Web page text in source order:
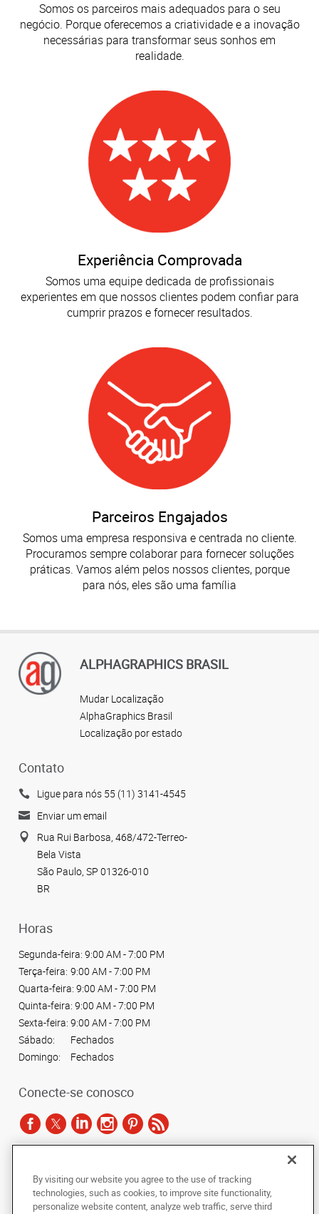
Somos os parceiros mais adequados para o seu
negócio. Porque oferecemos a criatividade e a inovação
necessárias para transformar seus sonhos em
realidade.
Experiência Comprovada
Somos uma equipe dedicada de profissionais
experientes em que nossos clientes podem confiar para
cumprir prazos e fornecer resultados.
Parceiros Engajados
Somos uma empresa responsiva e centrada no cliente.
Procuramos sempre colaborar para fornecer soluções
práticas. Vamos além pelos nossos clientes, porque
para nós, eles são uma família
ALPHAGRAPHICS BRASIL
Mudar Localização
AlphaGraphics Brasil
Localização por estado
Contato
Ligue para nós 55 (11) 3141-4545
Enviar um email
Rua Rui Barbosa, 468/472-Terreo-
Bela Vista
São Paulo, SP 01326-010
BR
Horas
Segunda-feira: 9:00 AM - 7:00 PM
Terça-feira: 9:00 AM - 7:00 PM
Quarta-feira: 9:00 AM - 7:00 PM
Quinta-feira: 9:00 AM - 7:00 PM
Sexta-feira: 9:00 AM - 7:00 PM
Sábado:
Fechados
Domingo:
Fechados
Conecte-se conosco
copiada, fotocopiada, reproduzida, traduzida ou reduzida a qualquer meio
eletrônico ou forma legível por máquina, no todo ou em parte, sem o
consentimento prévio por escrito da AlphaGraphics Brasil.
By visiting our website you agree to the use of tracking
technologies, such as cookies, to improve site functionality,
personalize website content, analyze web traffic, serve third